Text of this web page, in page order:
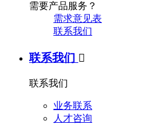
需要产品服务？
需求意见表
联系我们
联系我们 
联系我们
业务联系
人才咨询